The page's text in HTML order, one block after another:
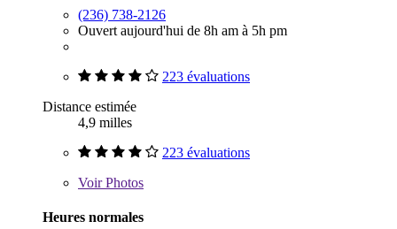
(236) 738-2126
Ouvert aujourd'hui de 8h am à 5h pm
223 évaluations
Distance estimée
4,9 milles
223 évaluations
VoirPhotos
Heures normales